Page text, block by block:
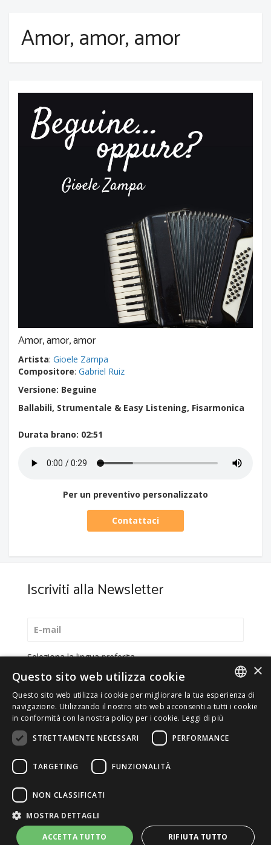
Amor, amor, amor
Amor, amor, amor
Artista: Gioele Zampa
Compositore: Gabriel Ruiz
Versione: Beguine
Ballabili, Strumentale & Easy Listening, Fisarmonica
Durata brano: 02:51
Per un preventivo personalizzato
Contattaci
Iscriviti alla Newsletter
Seleziona la lingua preferita
Italiano
English
Accetto la Privacy Policy *
© 2026 ERGA srl - P.IVA 11173870152 | HALIDON srl -
P.IVA 12885130158 - Licenza SIAE n. 2262/I/1528 -
3020/I/1528 - n. 8064 -
licenza
- by Italia MultimediaWeb Agency
Milano
ITALIAN
×
Questo sito web utilizza cookie
Questo sito web utilizza i cookie per migliorare la tua esperienza di
navigazione. Utilizzando il nostro sito web acconsenti a tutti i cookie
in conformità con la nostra policy per i cookie. Leggi di più
STRETTAMENTE NECESSARI
PERFORMANCE
TARGETING FUNZIONALITÀ
NON CLASSIFICATI
MOSTRA DETTAGLI
ACCETTA TUTTO RIFIUTA TUTTO